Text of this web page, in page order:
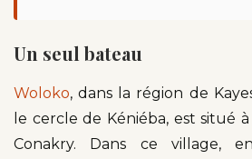
Un seul bateau
Woloko, dans la région de
le cercle de Kéniéba, est situé
Conakry. Dans ce village,